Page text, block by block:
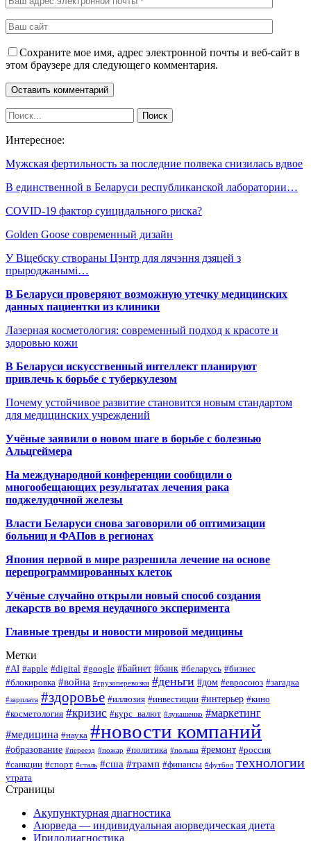
Сохраните мое имя, адрес электронной почты и веб-сайт в
этом браузере для следующего комментария.
Интересное:
Мужская фертильность за последние полвека снизилась вдвое
В единственной в Беларуси республиканской лаборатории…
COVID-19 фактор суицидального риска?
Golden Goose современный дизайн
У Віцебску створаны Цэнтр для лячэння дзяцей з
прыроджанымі…
В Беларуси проверяют возможную утечку медицинских
данных пациентки из клиники
Лазерная косметология: современный подход к красоте и
здоровью кожи
В Беларуси искусственный интеллект планируют
привлечь к борьбе с туберкулезом
Почему устойчивое развитие становится новым стандартом
для медицинских учреждений
Учёные заявили о новом шаге в борьбе с болезнью
Альцгеймера
На международной конференции сообщили о
многообещающих результатах лечения рака
поджелудочной железы
Власти Беларуси снова заговорили об оптимизации
больниц и ФАПов в регионах
Япония первой в мире разрешила лечение на основе
перепрограммированных клеток
Учёные случайно открыли новый способ создания
лекарств во время неудачного эксперимента
Главные тренды и новости мировой медицины
Метки
#AI #apple #digital #google #Байнет #банк #беларусь #бизнес
#блокировка #война #грузоперевозки #деньги #дом #евросоюз #загадка
#зарплата #здоровье #иллюзия #инвестиции #интерьер #кино
#косметология #кризис #курс_валют #лукашенко #маркетинг
#медицина #наука #новости компаний
#образование #переезд #пожар #политика #польша #ремонт #россия
#санкции #спорт #сталь #сша #трамп #финансы #футбол технологии
утрата
Страницы
Акупунктурная диагностика
Аюрведа — индивидуальная аюрведическая диета
Иридодиагностика